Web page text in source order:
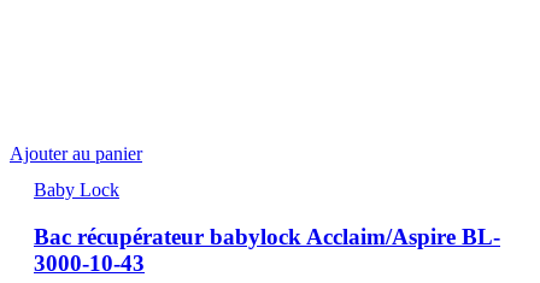
Ajouter au panier
Baby Lock
Bac récupérateur babylock Acclaim/Aspire BL-
3000-10-43